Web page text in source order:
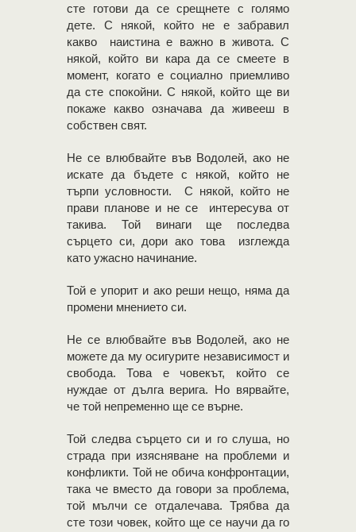
сте готови да се срещнете с голямо
дете. С някой, който не е забравил
какво наистина е важно в живота. С
някой, който ви кара да се смеете в
момент, когато е социално приемливо
да сте спокойни. С някой, който ще ви
покаже какво означава да живееш в
собствен свят.
Не се влюбвайте във Водолей, ако не
искате да бъдете с някой, който не
търпи условности. С някой, който не
прави планове и не се интересува от
такива. Той винаги ще последва
сърцето си, дори ако това изглежда
като ужасно начинание.
Той е упорит и ако реши нещо, няма да
промени мнението си.
Не се влюбвайте във Водолей, ако не
можете да му осигурите независимост и
свобода. Това е човекът, който се
нуждае от дълга верига. Но вярвайте,
че той непременно ще се върне.
Той следва сърцето си и го слуша, но
страда при изясняване на проблеми и
конфликти. Той не обича конфронтации,
така че вместо да говори за проблема,
той мълчи се отдалечава. Трябва да
сте този човек, който ще се научи да го